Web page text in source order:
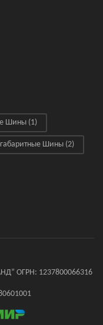
Шины (1)
Шины (2)
ОГРН: 1237800066316